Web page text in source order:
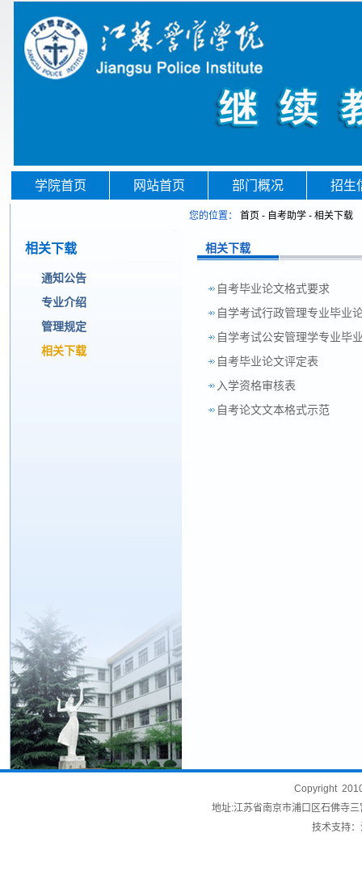
学院首页 网站首页 部门概况 招生
相关下载
通知公告
专业介绍
管理规定
相关下载
您的位置： 首页 - 自考助学- 相关下载
相关下载
自考毕业论文格式要求
自学考试行政管理专业毕业
自学考试公安管理学专业毕
自考毕业论文评定表
入学资格审核表
自考论文文本格式示范
Copyright
地址:江苏省南京市浦口区石佛寺
技术支持